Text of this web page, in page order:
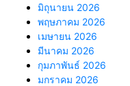
มิถุนายน 2026
พฤษภาคม 2026
เมษายน 2026
มีนาคม 2026
กุมภาพันธ์ 2026
มกราคม 2026